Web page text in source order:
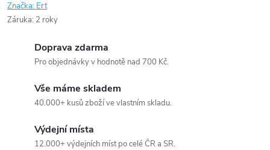
Značka: Ert
Záruka: 2 roky
Doprava zdarma
Pro objednávky v hodnotě nad 700 Kč.
Vše máme skladem
40.000+ kusů zboží ve vlastním skladu.
Výdejní místa
12.000+ výdejních míst po celé ČR a SR.